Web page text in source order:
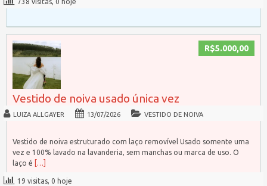
R$5.000,00
Vestido de noiva usado única vez
LUIZA ALLGAYER 13/07/2026 VESTIDO DE NOIVA
Vestido de noiva estruturado com laço removível Usado somente uma
vez e 100% lavado na lavanderia, sem manchas ou marca de uso. O
laço é
[…]
19 visitas, 0 hoje